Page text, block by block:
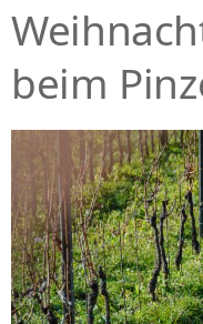
beim